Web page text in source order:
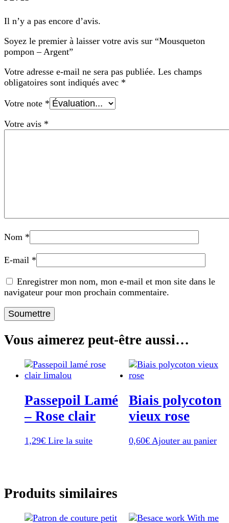
Il n’y a pas encore d’avis.
Soyez le premier à laisser votre avis sur “Mousqueton
pompon – Argent”
Votre adresse e-mail ne sera pas publiée. Les champs
obligatoires sont indiqués avec *
Votre note *
Votre avis *
Nom *
E-mail *
Enregistrer mon nom, mon e-mail et mon site dans le
navigateur pour mon prochain commentaire.
Vous aimerez peut-être aussi…
Passepoil Lamé
– Rose clair
1,29€ Lire la suite
Biais polycoton
vieux rose
0,60€ Ajouter au panier
Produits similaires